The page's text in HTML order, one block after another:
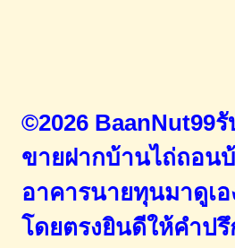
©2026 BaanNut99
ขายฝากบ้านไถ่ถอน
อาคารนายทุนมาดูเอ
โดยตรงยินดีให้คำป